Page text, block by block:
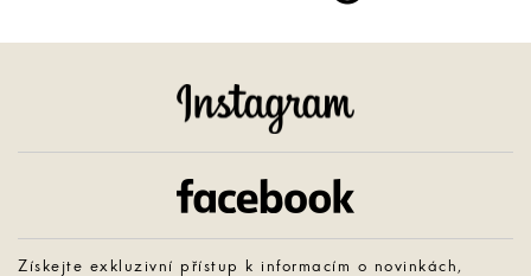
Získejte exkluzivní přístup k informacím o novinkách,